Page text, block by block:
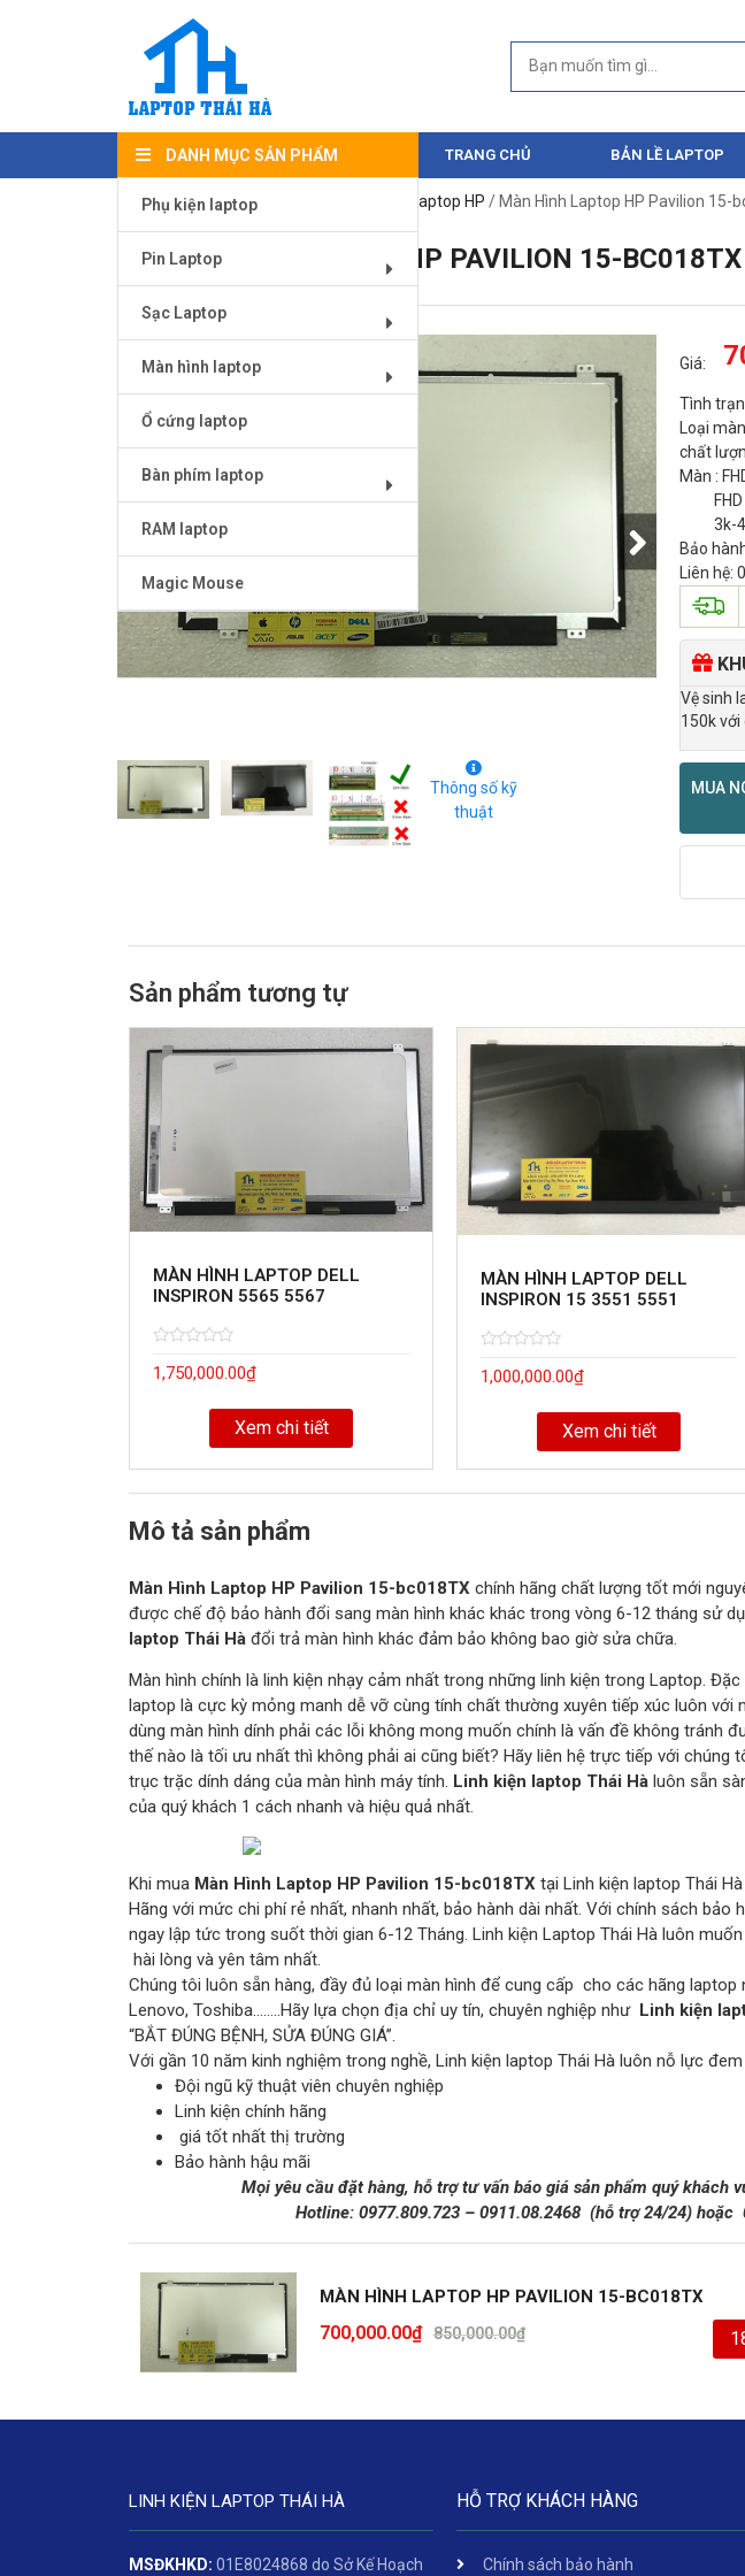
DANH MỤC SẢN PHẨM
Phụ kiện laptop
Pin Laptop
Sạc Laptop
Màn hình laptop
Ổ cứng laptop
Bàn phím laptop
RAM laptop
Magic Mouse
TRANG CHỦ BẢN LỀ LAPTOP
Trang chủ/Màn hình laptop Màn hình laptop HP / Màn Hình Laptop HP Pavilion 15-
MÀN HÌNH LAPTOP HP PAVILION 15-BC018TX
Thông số kỹ
thuật
Giá:
Tình
Loại
chất
Màn :
FHD
3k-4k
Bảo
Liên hệ:
Vệ sinh
150k với
MUA
Sản phẩm tương tự
MÀN HÌNH LAPTOP DELL
INSPIRON 5565 5567
01,750,000.00₫
Xem chi tiết
MÀN HÌNH LAPTOP DELL
INSPIRON 15 3551 5551
01,000,000.00₫
Xem chi tiết
Mô tả sản phẩm
Màn Hình Laptop HP Pavilion 15-bc018TX chính hãng chất lượng tốt mới
được chế độ bảo hành đổi sang màn hình khác khác trong vòng 6-12 tháng sử
laptop Thái Hà đổi trả màn hình khác đảm bảo không bao giờ sửa chữa.
Màn hình chính là linh kiện nhạy cảm nhất trong những linh kiện trong Laptop.
laptop là cực kỳ mỏng manh dễ vỡ cùng tính chất thường xuyên tiếp xúc luôn với
dùng màn hình dính phải các lỗi không mong muốn chính là vấn đề không tránh
thế nào là tối ưu nhất thì không phải ai cũng biết? Hãy liên hệ trực tiếp với chúng
trục trặc dính dáng của màn hình máy tính. Linh kiện laptop Thái Hà luôn sẵn
của quý khách 1 cách nhanh và hiệu quả nhất.
Khi mua Màn Hình Laptop HP Pavilion 15-bc018TX tại Linh kiện laptop Thái
Hãng với mức chi phí rẻ nhất, nhanh nhất, bảo hành dài nhất. Với chính sách
ngay lập tức trong suốt thời gian 6-12 Tháng. Linh kiện Laptop Thái Hà luôn
hài lòng và yên tâm nhất.
Chúng tôi luôn sẵn hàng, đầy đủ loại màn hình để cung cấp cho các hãng laptop
Lenovo, Toshiba……..Hãy lựa chọn địa chỉ uy tín, chuyên nghiệp như Linh kiện
“BẮT ĐÚNG BỆNH, SỬA ĐÚNG GIÁ”.
Với gần 10 năm kinh nghiệm trong nghề, Linh kiện laptop Thái Hà luôn nỗ lực
Đội ngũ kỹ thuật viên chuyên nghiệp
Linh kiện chính hãng
giá tốt nhất thị trường
Bảo hành hậu mãi
Mọi yêu cầu đặt hàng, hỗ trợ tư vấn báo giá sản phẩm quý khách
Hotline: 0977.809.723– 0911.08.2468 (hỗ trợ 24/24)hoặc
MÀN HÌNH LAPTOP HP PAVILION 15-BC018TX
850,000.00₫
700,000.00₫
LINH KIỆN LAPTOP THÁI HÀ
MSĐKHKD: 01E8024868 do Sở Kế Hoạch
HỖ TRỢ KHÁCH HÀNG
Chính sách bảo hành